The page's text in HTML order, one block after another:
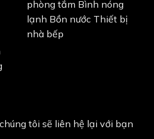
phòng tắm Bình nóng
lạnh Bồn nước Thiết bị
nhà bếp
tôi sẽ liên hệ lại với bạn